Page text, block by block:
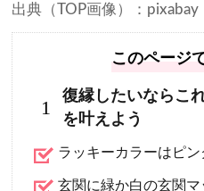
出典（TOP画像）：pixabay
このページ
1
復縁したいならこ
を叶えよう
ラッキーカラーはピン
玄関に緑か白の玄関マ